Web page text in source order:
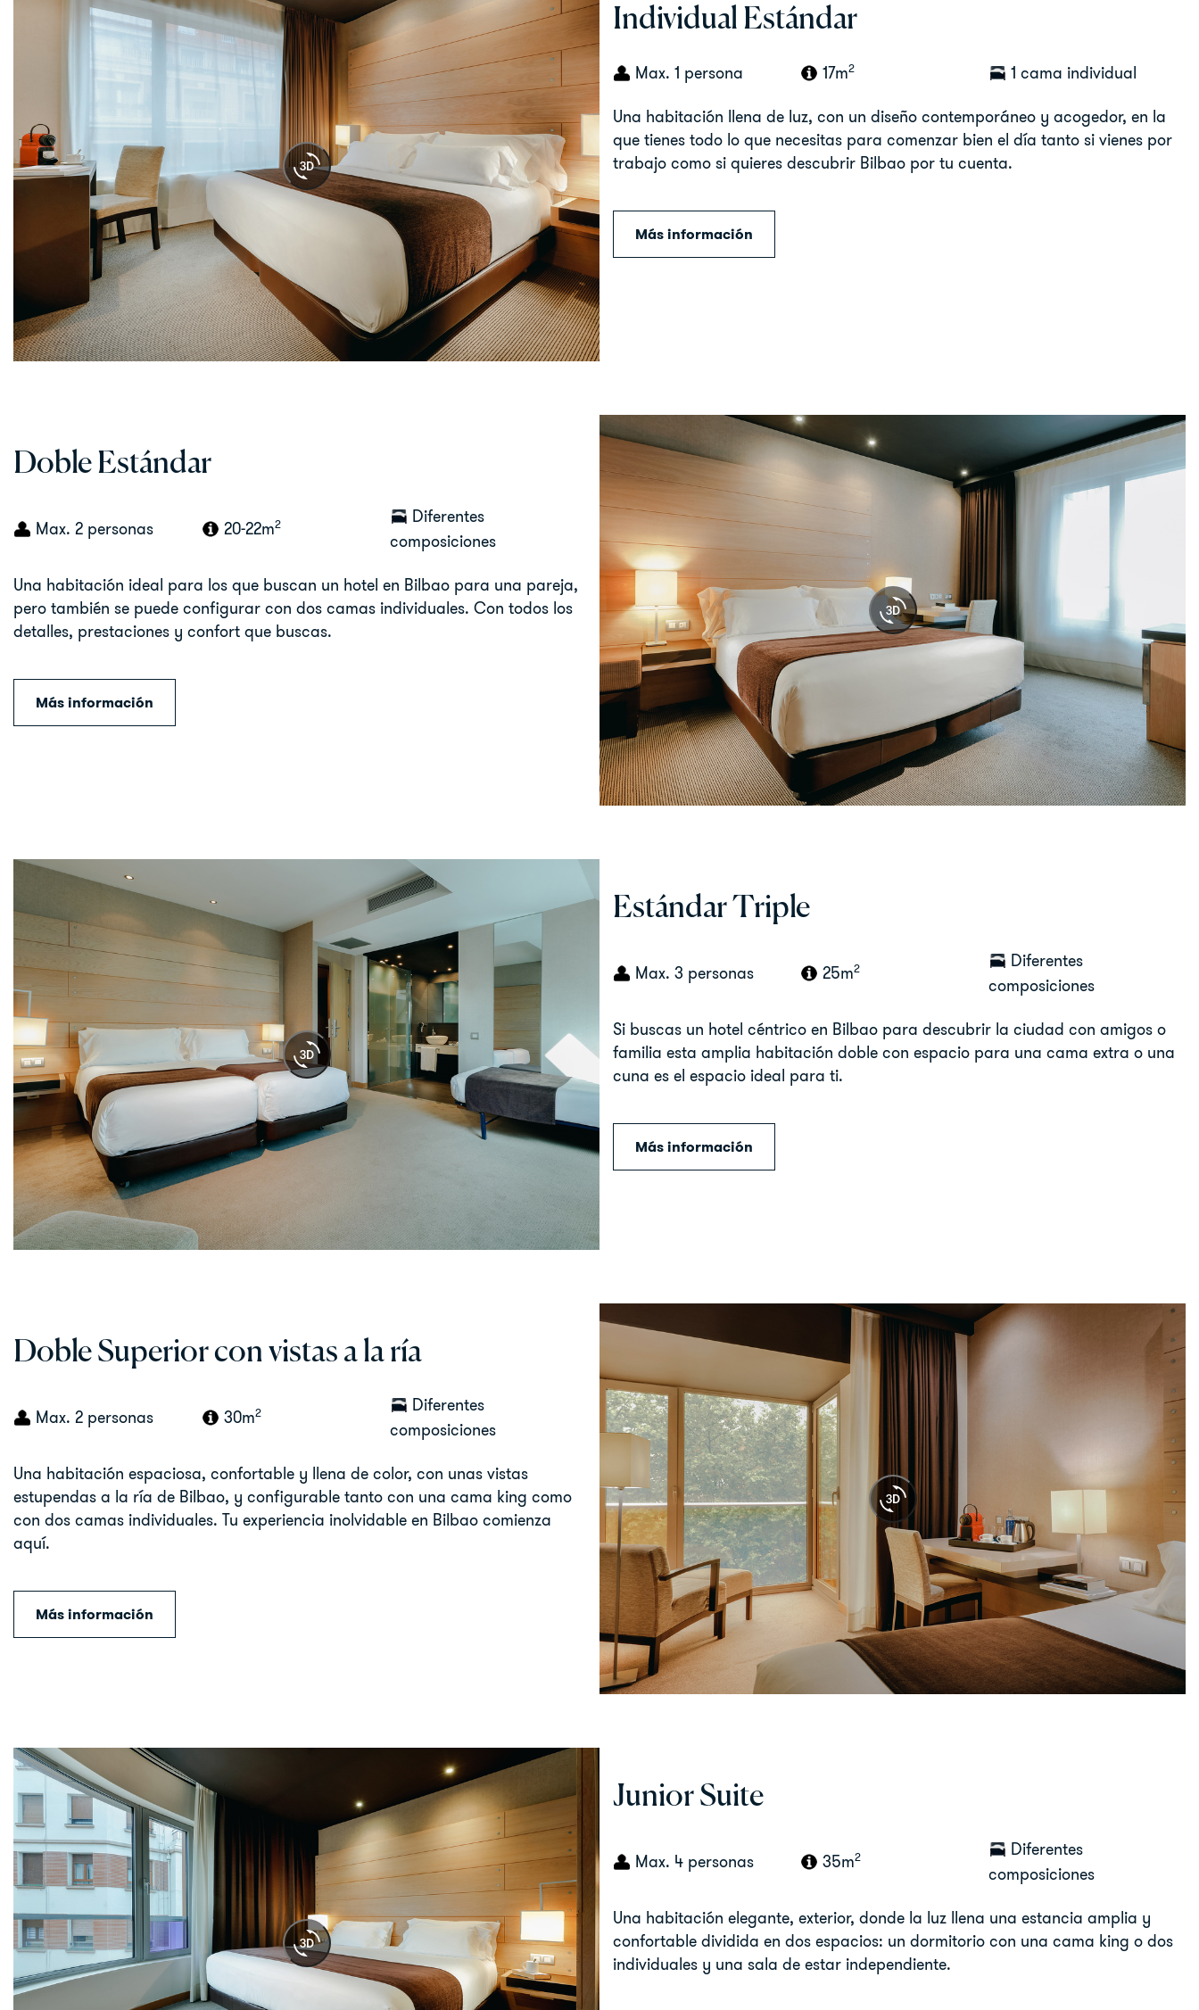
Individual Estándar
Max. 1 persona 17m2 1 cama individual
Una habitación llena de luz, con un diseño contemporáneo y acogedor, en la
que tienes todo lo que necesitas para comenzar bien el día tanto si vienes por
trabajo como si quieres descubrir Bilbao por tu cuenta.
Más información
Doble Estándar
Max. 2 personas 20-22m2
Diferentes
composiciones
Una habitación ideal para los que buscan un hotel en Bilbao para una pareja,
pero también se puede configurar con dos camas individuales. Con todos los
detalles, prestaciones y confort que buscas.
Más información
Estándar Triple
Max. 3 personas 25m2
Diferentes
composiciones
Si buscas un hotel céntrico en Bilbao para descubrir la ciudad con amigos o
familia esta amplia habitación doble con espacio para una cama extra o una
cuna es el espacio ideal para ti.
Más información
Doble Superior con vistas a la ría
Max. 2 personas 30m2
Diferentes
composiciones
Una habitación espaciosa, confortable y llena de color, con unas vistas
estupendas a la ría de Bilbao, y configurable tanto con una cama king como
con dos camas individuales. Tu experiencia inolvidable en Bilbao comienza
aquí.
Más información
Junior Suite
Max. 4 personas 35m2
Diferentes
composiciones
Una habitación elegante, exterior, donde la luz llena una estancia amplia y
confortable dividida en dos espacios: un dormitorio con una cama king o dos
individuales y una sala de estar independiente.